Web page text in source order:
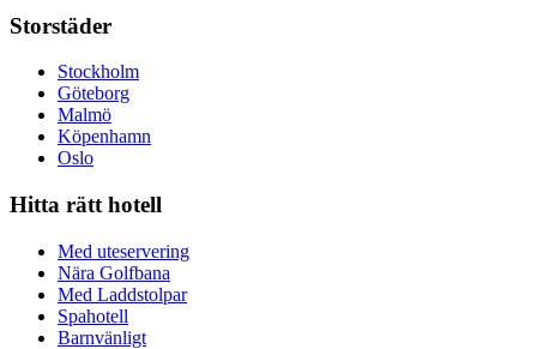
Storstäder
Stockholm
Göteborg
Malmö
Köpenhamn
Oslo
Hitta rätt hotell
Med uteservering
Nära Golfbana
Med Laddstolpar
Spahotell
Barnvänligt